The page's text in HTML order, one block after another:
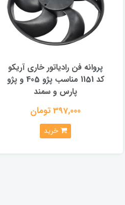
پروانه فن رادیاتور خاری آریکو
کد 1151 مناسب پژو 405 و پژو
پارس و سمند
397,000 تومان
خرید